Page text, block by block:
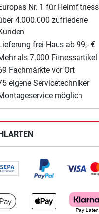
Nr. 1 für Heimfitness
4.000.000 zufriedene
frei Haus ab 99,- €
als 7.000 Fitnessartikel
Fachmärkte vor Ort
eigene Servicetechniker
möglich